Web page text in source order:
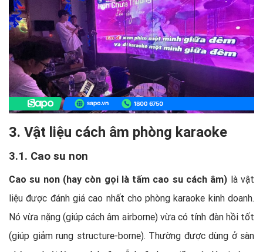
3. Vật liệu cách âm phòng karaoke
3.1. Cao su non
Cao su non (hay còn gọi là tấm cao su cách âm) là vật
liệu được đánh giá cao nhất cho phòng karaoke kinh doanh.
Nó vừa nặng (giúp cách âm airborne) vừa có tính đàn hồi tốt
(giúp giảm rung structure-borne). Thường được dùng ở sàn